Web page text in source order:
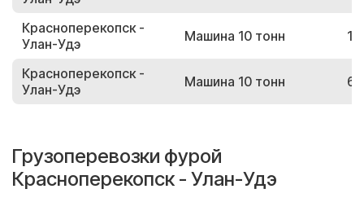
Красноперекопск -
Улан-Удэ
Машина 10 тонн
Красноперекопск -
Улан-Удэ
Машина 10 тонн
Грузоперевозки фурой
Красноперекопск - Улан-Удэ